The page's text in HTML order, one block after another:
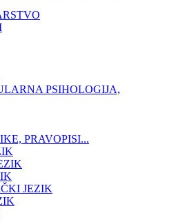
PSIHOLOGIJA,
PRAVOPISI...
JEZIK